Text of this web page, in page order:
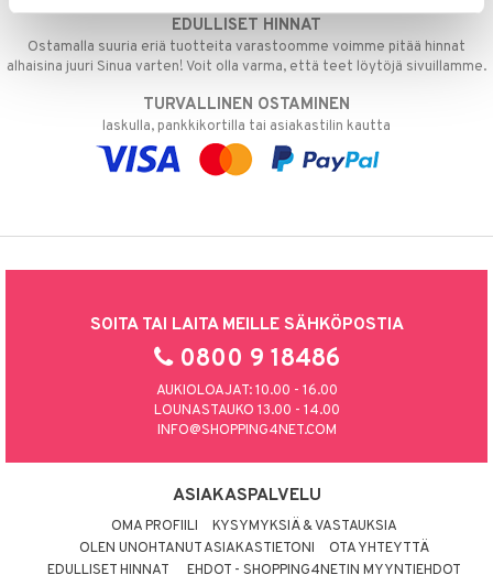
EDULLISET HINNAT
Ostamalla suuria eriä tuotteita varastoomme voimme pitää hinnat
alhaisina juuri Sinua varten! Voit olla varma, että teet löytöjä sivuillamme.
TURVALLINEN OSTAMINEN
laskulla, pankkikortilla tai asiakastilin kautta
SOITA TAI LAITA MEILLE SÄHKÖPOSTIA
0800 9 18486
AUKIOLOAJAT: 10.00 - 16.00
LOUNASTAUKO 13.00 - 14.00
INFO@SHOPPING4NET.COM
ASIAKASPALVELU
OMA PROFIILI
KYSYMYKSIÄ & VASTAUKSIA
OLEN UNOHTANUT ASIAKASTIETONI
OTA YHTEYTTÄ
EDULLISET HINNAT
EHDOT - SHOPPING4NETIN MYYNTIEHDOT